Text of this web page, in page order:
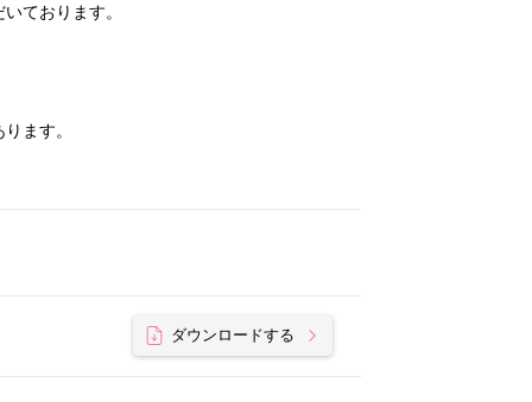
ております。
ます。
ダウンロードする